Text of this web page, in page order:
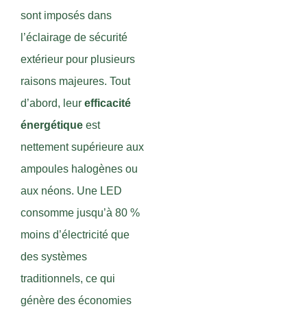
sont imposés dans
l’éclairage de sécurité
extérieur pour plusieurs
raisons majeures. Tout
d’abord, leur efficacité
énergétique est
nettement supérieure aux
ampoules halogènes ou
aux néons. Une LED
consomme jusqu’à 80 %
moins d’électricité que
des systèmes
traditionnels, ce qui
génère des économies